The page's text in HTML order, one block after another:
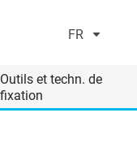
FR
Outils et techn. de
fixation